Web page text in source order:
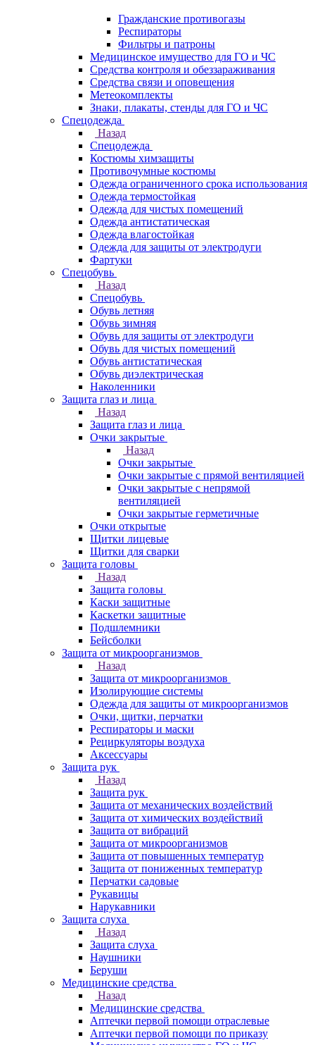
Гражданские противогазы
Респираторы
Фильтры и патроны
Медицинское имущество для ГО и ЧС
Средства контроля и обеззараживания
Средства связи и оповещения
Метеокомплекты
Знаки, плакаты, стенды для ГО и ЧС
Спецодежда
Назад
Спецодежда
Костюмы химзащиты
Противочумные костюмы
Одежда ограниченного срока использования
Одежда термостойкая
Одежда для чистых помещений
Одежда антистатическая
Одежда влагостойкая
Одежда для защиты от электродуги
Фартуки
Спецобувь
Назад
Спецобувь
Обувь летняя
Обувь зимняя
Обувь для защиты от электродуги
Обувь для чистых помещений
Обувь антистатическая
Обувь диэлектрическая
Наколенники
Защита глаз и лица
Назад
Защита глаз и лица
Очки закрытые
Назад
Очки закрытые
Очки закрытые с прямой вентиляцией
Очки закрытые с непрямой
вентиляцией
Очки закрытые герметичные
Очки открытые
Щитки лицевые
Щитки для сварки
Защита головы
Назад
Защита головы
Каски защитные
Каскетки защитные
Подшлемники
Бейсболки
Защита от микроорганизмов
Назад
Защита от микроорганизмов
Изолирующие системы
Одежда для защиты от микроорганизмов
Очки, щитки, перчатки
Респираторы и маски
Рециркуляторы воздуха
Аксессуары
Защита рук
Назад
Защита рук
Защита от механических воздействий
Защита от химических воздействий
Защита от вибраций
Защита от микроорганизмов
Защита от повышенных температур
Защита от пониженных температур
Перчатки садовые
Рукавицы
Нарукавники
Защита слуха
Назад
Защита слуха
Наушники
Беруши
Медицинские средства
Назад
Медицинские средства
Аптечки первой помощи отраслевые
Аптечки первой помощи по приказу